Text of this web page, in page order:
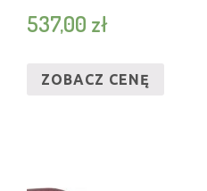
537,00 zł
ZOBACZ CENĘ